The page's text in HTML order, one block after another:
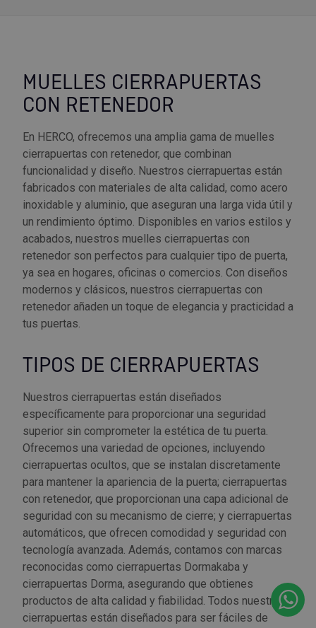
MUELLES CIERRAPUERTAS
CON RETENEDOR
En HERCO, ofrecemos una amplia gama de muelles
cierrapuertas con retenedor, que combinan
funcionalidad y diseño. Nuestros cierrapuertas están
fabricados con materiales de alta calidad, como acero
inoxidable y aluminio, que aseguran una larga vida útil y
un rendimiento óptimo. Disponibles en varios estilos y
acabados, nuestros muelles cierrapuertas con
retenedor son perfectos para cualquier tipo de puerta,
ya sea en hogares, oficinas o comercios. Con diseños
modernos y clásicos, nuestros cierrapuertas con
retenedor añaden un toque de elegancia y practicidad a
tus puertas.
TIPOS DE CIERRAPUERTAS
Nuestros cierrapuertas están diseñados
específicamente para proporcionar una seguridad
superior sin comprometer la estética de tu puerta.
Ofrecemos una variedad de opciones, incluyendo
cierrapuertas ocultos, que se instalan discretamente
para mantener la apariencia de la puerta; cierrapuertas
con retenedor, que proporcionan una capa adicional de
seguridad con su mecanismo de cierre; y cierrapuertas
automáticos, que ofrecen comodidad y seguridad con
tecnología avanzada. Además, contamos con marcas
reconocidas como cierrapuertas Dormakaba y
cierrapuertas Dorma, asegurando que obtienes
productos de alta calidad y fiabilidad. Todos nuestros
cierrapuertas están diseñados para ser fáciles de